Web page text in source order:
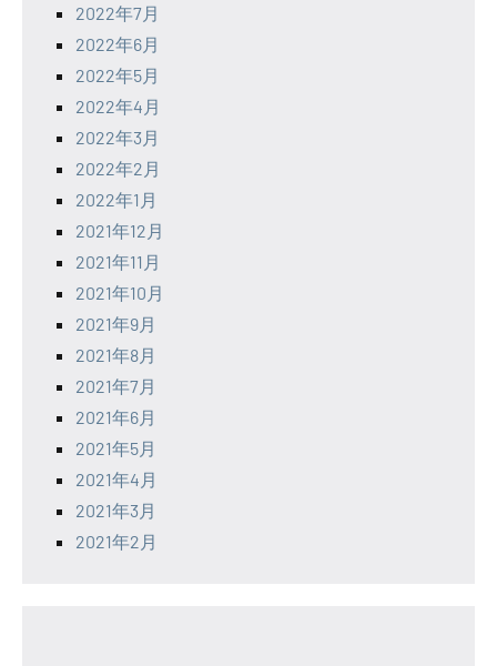
2022年7月
2022年6月
2022年5月
2022年4月
2022年3月
2022年2月
2022年1月
2021年12月
2021年11月
2021年10月
2021年9月
2021年8月
2021年7月
2021年6月
2021年5月
2021年4月
2021年3月
2021年2月